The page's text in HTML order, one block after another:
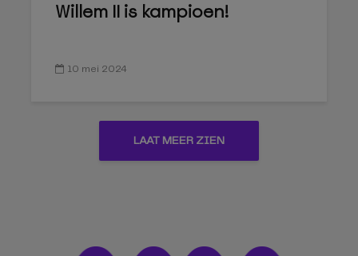
Willem II is kampioen!
10 mei 2024
LAAT MEER ZIEN